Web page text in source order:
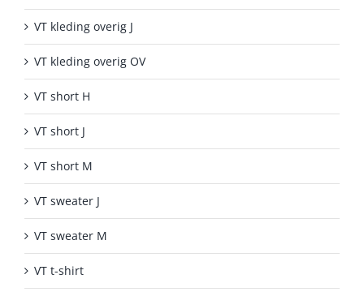
VT kleding overig J
VT kleding overig OV
VT short H
VT short J
VT short M
VT sweater J
VT sweater M
VT t-shirt